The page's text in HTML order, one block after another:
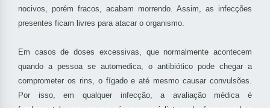
nocivos, porém fracos, acabam morrendo. Assim, as infecções
presentes ficam livres para atacar o organismo.
Em casos de doses excessivas, que normalmente acontecem
quando a pessoa se automedica, o antibiótico pode chegar a
comprometer os rins, o fígado e até mesmo causar convulsões.
Por isso, em qualquer infecção, a avaliação médica é